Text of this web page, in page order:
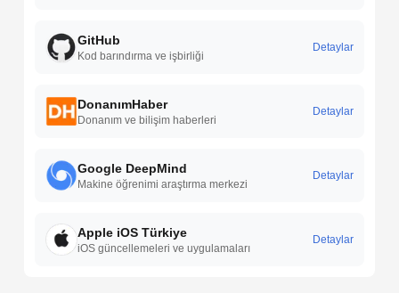
GitHub
Kod barındırma ve işbirliği
Detaylar
DonanımHaber
Donanım ve bilişim haberleri
Detaylar
Google DeepMind
Makine öğrenimi araştırma merkezi
Detaylar
Apple iOS Türkiye
iOS güncellemeleri ve uygulamaları
Detaylar